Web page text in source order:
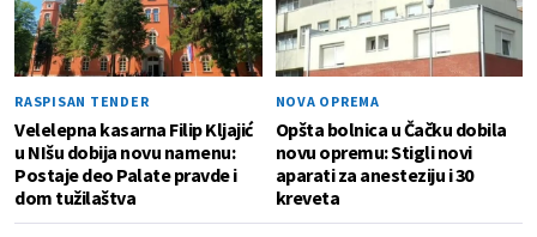
RASPISAN TENDER
Velelepna kasarna Filip Kljajić
u NIšu dobija novu namenu:
Postaje deo Palate pravde i
dom tužilaštva
NOVA OPREMA
Opšta bolnica u Čačku dobila
novu opremu: Stigli novi
aparati za anesteziju i 30
kreveta